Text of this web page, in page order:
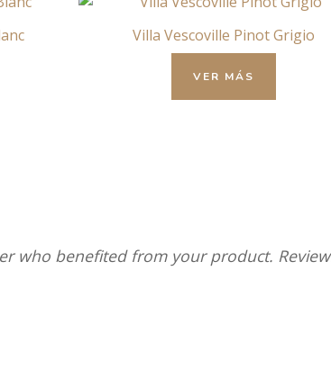
Villa Vescoville Pinot Grigio
VER MÁS
who benefited from your product.